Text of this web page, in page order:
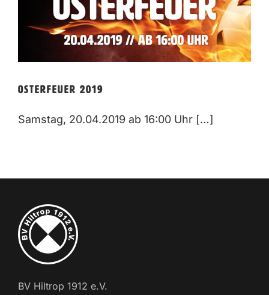
Osterfeuer 2019
Samstag, 20.04.2019 ab 16:00 Uhr […]
BV Hiltrop 1912 e.V.